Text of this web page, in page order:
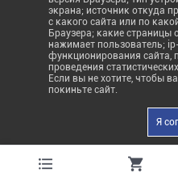
экрана; источник откуда
с какого сайта или по
Браузера; какие страницы
нажимает пользователь;
функционирования сайта,
проведения
Если вы не хотите, чтобы
покиньте сайт.
Я